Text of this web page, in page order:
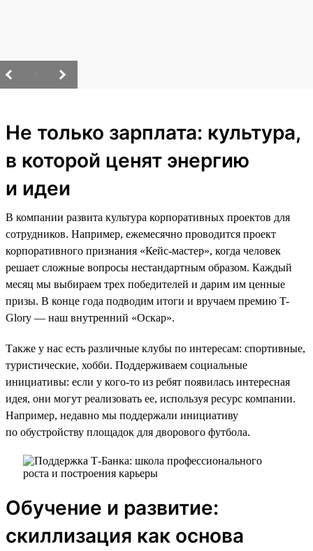
Не только зарплата: культура,
в которой ценят энергию
и идеи
В компании развита культура корпоративных проектов для
сотрудников. Например, ежемесячно проводится проект
корпоративного признания «Кейс-мастер», когда человек
решает сложные вопросы нестандартным образом. Каждый
месяц мы выбираем трех победителей и дарим им ценные
призы. В конце года подводим итоги и вручаем премию T-
Glory — наш внутренний «Оскар».
Также у нас есть различные клубы по интересам: спортивные,
туристические, хобби. Поддерживаем социальные
инициативы: если у кого-то из ребят появилась интересная
идея, они могут реализовать ее, используя ресурс компании.
Например, недавно мы поддержали инициативу
по обустройству площадок для дворового футбола.
Обучение и развитие:
скиллизация как основа